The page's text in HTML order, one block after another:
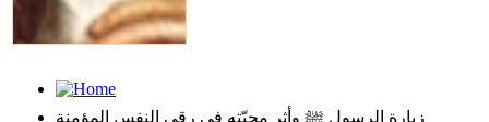
زيارة الرسول ﷺ وأثر محبّته في رقي النفس المؤمنة